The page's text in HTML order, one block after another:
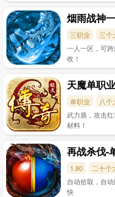
烟雨战神
三职业 三个
一人一区，可
收！
天魔单职
单职业 八个
武力盾，攻击
材料！
再战杀伐-
1.80 二十个
自动拾取，自
快